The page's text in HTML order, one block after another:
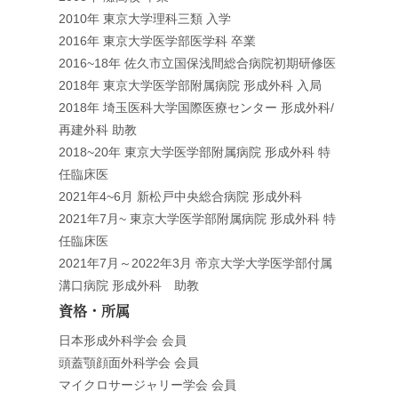
2010年 東京大学理科三類 入学
2016年 東京大学医学部医学科 卒業
2016~18年 佐久市立国保浅間総合病院初期研修医
2018年 東京大学医学部附属病院 形成外科 入局
2018年 埼玉医科大学国際医療センター 形成外科/
再建外科 助教
2018~20年 東京大学医学部附属病院 形成外科 特
任臨床医
2021年4~6月 新松戸中央総合病院 形成外科
2021年7月~ 東京大学医学部附属病院 形成外科 特
任臨床医
2021年7月～2022年3月 帝京大学大学医学部付属
溝口病院 形成外科 助教
資格・所属
日本形成外科学会 会員
頭蓋顎顔面外科学会 会員
マイクロサージャリー学会 会員